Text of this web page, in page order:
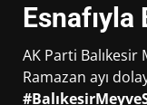
Esnafıyla
AK Parti Balıkesir
Ramazan ayı